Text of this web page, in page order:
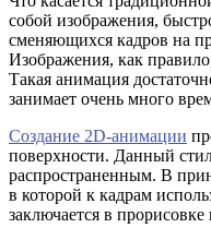
собой изображения,
сменяющихся кадров на
Изображения, как
Такая анимация
занимает очень много
Создание 2D-анимации
поверхности. Данный
распространенным. В
в которой к кадрам
заключается в